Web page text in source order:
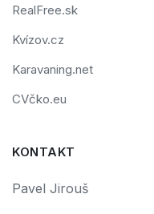
RealFree.sk
Kvízov.cz
Karavaning.net
CVčko.eu
KONTAKT
Pavel Jirouš